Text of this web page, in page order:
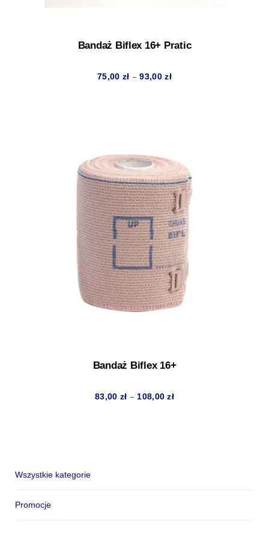
Bandaż Biflex 16+ Pratic
75,00 zł – 93,00złZakres
93,00 zł
Bandaż Biflex 16+
83,00 zł – 108,00złZakres
Wszystkie kategorie
Promocje